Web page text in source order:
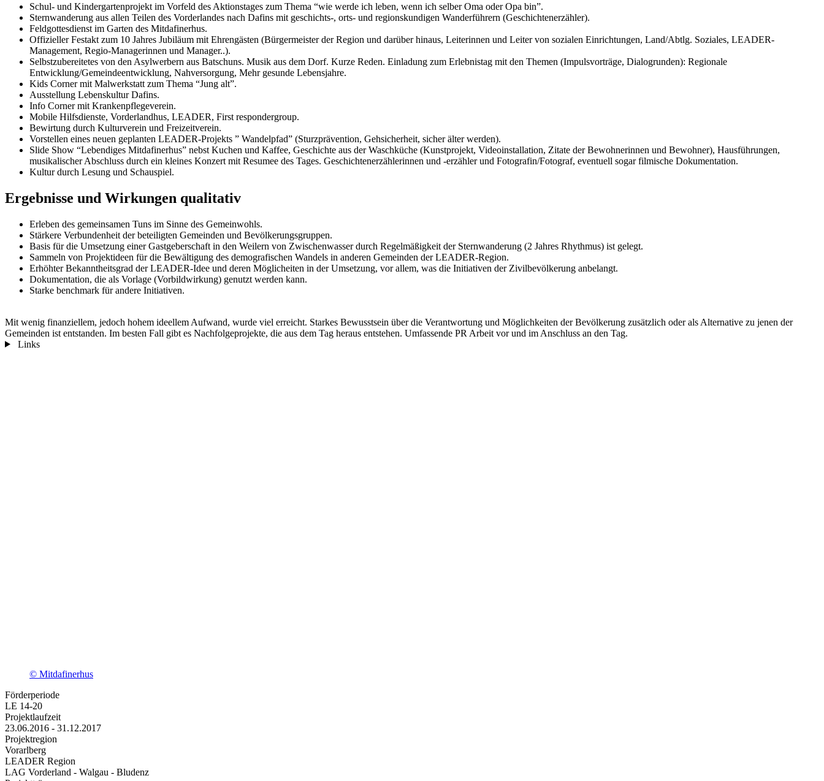
Schul- und Kindergartenprojekt im Vorfeld des Aktionstages zum Thema “wie werde ich leben, wenn ich selber Oma oder Opa bin”.
Sternwanderung aus allen Teilen des Vorderlandes nach Dafins mit geschichts-, orts- und regionskundigen Wanderführern (Geschichtenerzähler).
Feldgottesdienst im Garten des Mitdafinerhus.
Offizieller Festakt zum 10 Jahres Jubiläum mit Ehrengästen (Bürgermeister der Region und darüber hinaus, Leiterinnen und Leiter von sozialen Einrichtungen, Land/Abtlg. Soziales, LEADER-
Management, Regio-Managerinnen und Manager..).
Selbstzubereitetes von den Asylwerbern aus Batschuns. Musik aus dem Dorf. Kurze Reden. Einladung zum Erlebnistag mit den Themen (Impulsvorträge, Dialogrunden): Regionale
Entwicklung/Gemeindeentwicklung, Nahversorgung, Mehr gesunde Lebensjahre.
Kids Corner mit Malwerkstatt zum Thema “Jung alt”.
Ausstellung Lebenskultur Dafins.
Info Corner mit Krankenpflegeverein.
Mobile Hilfsdienste, Vorderlandhus, LEADER, First respondergroup.
Bewirtung durch Kulturverein und Freizeitverein.
Vorstellen eines neuen geplanten LEADER-Projekts ” Wandelpfad” (Sturzprävention, Gehsicherheit, sicher älter werden).
Slide Show “Lebendiges Mitdafinerhus” nebst Kuchen und Kaffee, Geschichte aus der Waschküche (Kunstprojekt, Videoinstallation, Zitate der Bewohnerinnen und Bewohner), Hausführungen,
musikalischer Abschluss durch ein kleines Konzert mit Resumee des Tages. Geschichtenerzählerinnen und -erzähler und Fotografin/Fotograf, eventuell sogar filmische Dokumentation.
Kultur durch Lesung und Schauspiel.
Ergebnisse und Wirkungen qualitativ
Erleben des gemeinsamen Tuns im Sinne des Gemeinwohls.
Stärkere Verbundenheit der beteiligten Gemeinden und Bevölkerungsgruppen.
Basis für die Umsetzung einer Gastgeberschaft in den Weilern von Zwischenwasser durch Regelmäßigkeit der Sternwanderung (2 Jahres Rhythmus) ist gelegt.
Sammeln von Projektideen für die Bewältigung des demografischen Wandels in anderen Gemeinden der LEADER-Region.
Erhöhter Bekanntheitsgrad der LEADER-Idee und deren Möglicheiten in der Umsetzung, vor allem, was die Initiativen der Zivilbevölkerung anbelangt.
Dokumentation, die als Vorlage (Vorbildwirkung) genutzt werden kann.
Starke benchmark für andere Initiativen.
Mit wenig finanziellem, jedoch hohem ideellem Aufwand, wurde viel erreicht. Starkes Bewusstsein über die Verantwortung und Möglichkeiten der Bevölkerung zusätzlich oder als Alternative zu jenen der
Gemeinden ist entstanden. Im besten Fall gibt es Nachfolgeprojekte, die aus dem Tag heraus entstehen. Umfassende PR Arbeit vor und im Anschluss an den Tag.
Links
© Mitdafinerhus
Förderperiode
LE 14-20
Projektlaufzeit
23.06.2016 - 31.12.2017
Projektregion
Vorarlberg
LEADER Region
LAG Vorderland - Walgau - Bludenz